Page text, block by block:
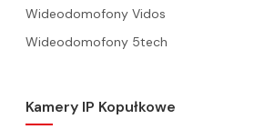
Wideodomofony Vidos
Wideodomofony 5tech
Kamery IP Kopułkowe